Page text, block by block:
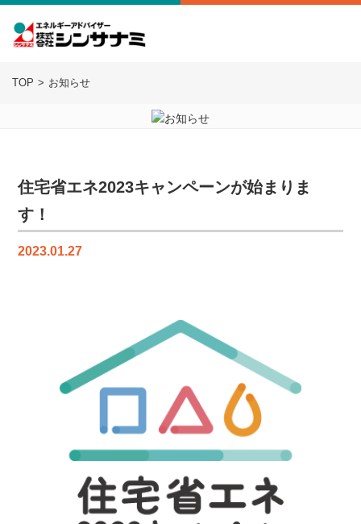
TOP お知らせ
住宅省エネ2023キャンペーンが始まりま
す！
2023.01.27